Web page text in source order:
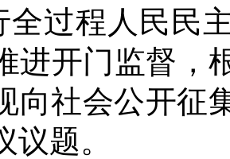
全过程人民民
进开门监督，
向社会公开征
议题。